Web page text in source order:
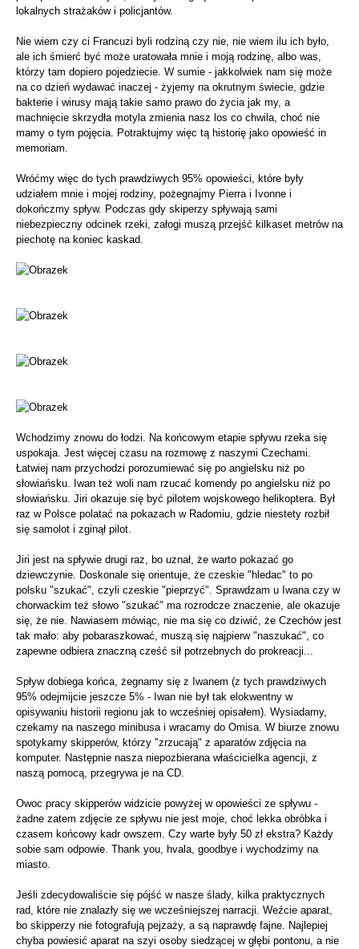
lokalnych strażaków i policjantów.
Nie wiem czy ci Francuzi byli rodziną czy nie, nie wiem ilu ich było,
ale ich śmierć być może uratowała mnie i moją rodzinę, albo was,
którzy tam dopiero pojedziecie. W sumie - jakkolwiek nam się może
na co dzień wydawać inaczej - żyjemy na okrutnym świecie, gdzie
bakterie i wirusy mają takie samo prawo do życia jak my, a
machnięcie skrzydła motyla zmienia nasz los co chwila, choć nie
mamy o tym pojęcia. Potraktujmy więc tą historię jako opowieść in
memoriam.
Wróćmy więc do tych prawdziwych 95% opowieści, które były
udziałem mnie i mojej rodziny, pożegnajmy Pierra i Ivonne i
dokończmy spływ. Podczas gdy skiperzy spływają sami
niebezpieczny odcinek rzeki, załogi muszą przejść kilkaset metrów na
piechotę na koniec kaskad.
Wchodzimy znowu do łodzi. Na końcowym etapie spływu rzeka się
uspokaja. Jest więcej czasu na rozmowę z naszymi Czechami.
Łatwiej nam przychodzi porozumiewać się po angielsku niż po
słowiańsku. Iwan też woli nam rzucać komendy po angielsku niż po
słowiańsku. Jiri okazuje się być pilotem wojskowego helikoptera. Był
raz w Polsce polatać na pokazach w Radomiu, gdzie niestety rozbił
się samolot i zginął pilot.
Jiri jest na spływie drugi raz, bo uznał, że warto pokazać go
dziewczynie. Doskonale się orientuje, że czeskie "hledac" to po
polsku "szukać", czyli czeskie "pieprzyć". Sprawdzam u Iwana czy w
chorwackim też słowo "szukać" ma rozrodcze znaczenie, ale okazuje
się, że nie. Nawiasem mówiąc, nie ma się co dziwić, że Czechów jest
tak mało: aby pobaraszkować, muszą się najpierw "naszukać", co
zapewne odbiera znaczną cześć sił potrzebnych do prokreacji...
Spływ dobiega końca, żegnamy się z Iwanem (z tych prawdziwych
95% odejmijcie jeszcze 5% - Iwan nie był tak elokwentny w
opisywaniu historii regionu jak to wcześniej opisałem). Wysiadamy,
czekamy na naszego minibusa i wracamy do Omisa. W biurze znowu
spotykamy skipperów, którzy "zrzucają" z aparatów zdjęcia na
komputer. Następnie nasza niepozbierana właścicielka agencji, z
naszą pomocą, przegrywa je na CD.
Owoc pracy skipperów widzicie powyżej w opowieści ze spływu -
żadne zatem zdjęcie ze spływu nie jest moje, choć lekka obróbka i
czasem końcowy kadr owszem. Czy warte były 50 zł ekstra? Każdy
sobie sam odpowie. Thank you, hvala, goodbye i wychodzimy na
miasto.
Jeśli zdecydowaliście się pójść w nasze ślady, kilka praktycznych
rad, które nie znalazły się we wcześniejszej narracji. Weźcie aparat,
bo skipperzy nie fotografują pejzaży, a są naprawdę fajne. Najlepiej
chyba powiesić aparat na szyi osoby siedzącej w głębi pontonu, a nie